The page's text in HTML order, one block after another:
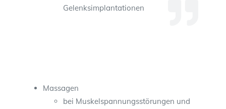
Gelenksimplantationen
Massagen
bei Muskelspannungsstörungen und